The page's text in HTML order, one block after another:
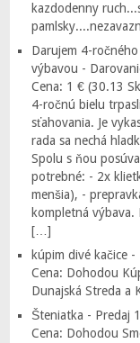
kazdodenny
Darujem 4-
výbavou -
Cena: 1 € (30.13
4-ročnú bielu
sťahovania. Je
rada sa nechá
Spolu s ňou
potrebné: - 2x
menšia), -
kompletná výbava.
[…]
kúpim divé kačice -
Cena: Dohodou
Dunajská Streda a
Šteniatka - Predaj
Cena: Dohodou